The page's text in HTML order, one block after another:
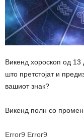
Викенд хороскоп од
што претстојат и
вашиот знак?
Викенд полн со
Error9 Error9